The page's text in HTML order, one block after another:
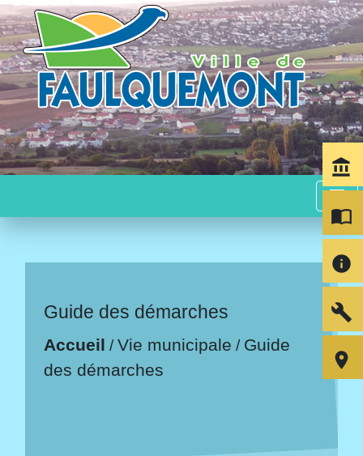
menu
Guide des démarches
Accueil /Vie municipale / Guide
des démarches
account_balance
import_contacts
info
build
room